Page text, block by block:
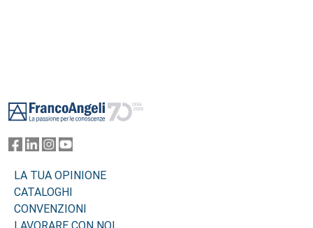
LA TUA OPINIONE
CATALOGHI
CONVENZIONI